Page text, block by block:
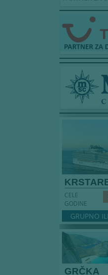
CELE
GODINE
GRUPNO
GRČKA